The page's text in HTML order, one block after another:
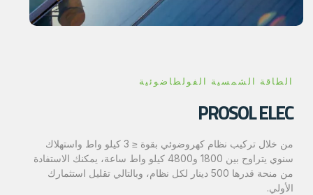
الطاقة الشمسية الفولطاضوئية
PROSOL ELEC
من خلال تركيب نظام كهروضوئي بقوة ≤ 3 كيلو واط واستهلاك
سنوي يتراوح بين 1800 و4800 كيلو واط ساعة، يمكنك الاستفادة
من منحة قدرها 500 دينار لكل نظام، وبالتالي تقليل استثمارك
الأولي.